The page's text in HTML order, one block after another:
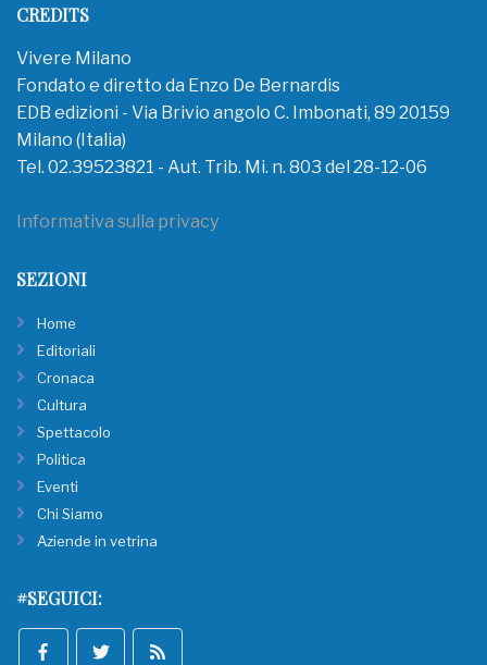
CREDITS
Vivere Milano
Fondato e diretto da Enzo De Bernardis
EDB edizioni - Via Brivio angolo C. Imbonati, 89 20159
Milano (Italia)
Tel. 02.39523821 - Aut. Trib. Mi. n. 803 del 28-12-06
Informativa sulla privacy
SEZIONI
Home
Editoriali
Cronaca
Cultura
Spettacolo
Politica
Eventi
Chi Siamo
Aziende in vetrina
#SEGUICI: